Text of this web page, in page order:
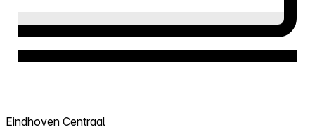
Eindhoven Centraal